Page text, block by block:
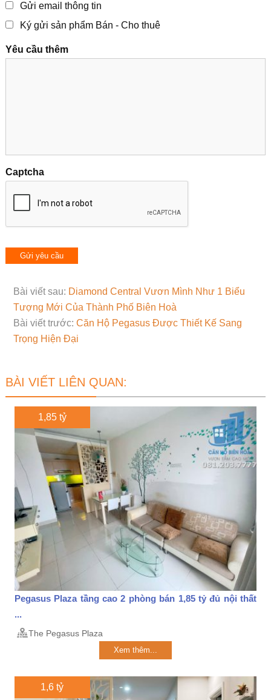
Gửi email thông tin
Ký gửi sản phẩm Bán - Cho thuê
Yêu cầu thêm
Captcha
Bài viết sau: Diamond Central Vươn Mình Như 1 Biểu
Tượng Mới Của Thành Phố Biên Hoà
Bài viết trước: Căn Hộ Pegasus Được Thiết Kế Sang
Trọng Hiện Đại
BÀI VIẾT LIÊN QUAN:
1,85 tỷ
Pegasus Plaza tầng cao 2 phòng bán 1,85 tỷ đủ nội thất
...
The Pegasus Plaza
Xem thêm...
1,6 tỷ